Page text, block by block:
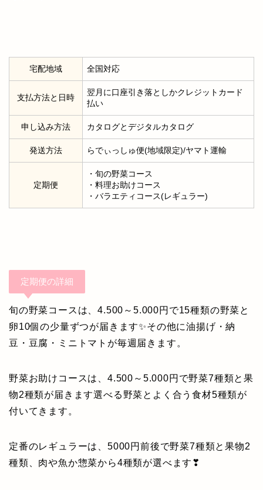
宅配地域 全国対応
支払方法と日時
翌月に口座引き落としかクレジットカード
払い
申し込み方法 カタログとデジタルカタログ
発送方法 らでぃっしゅ便(地域限定)/ヤマト運輸
定期便
・旬の野菜コース
・料理お助けコース
・バラエティコース(レギュラー)
定期便の詳細
旬の野菜コースは、4.500～5.000円で15種類の野菜と
卵10個の少量ずつが届きます✨その他に油揚げ・納
豆・豆腐・ミニトマトが毎週届きます。
野菜お助けコースは、4.500～5.000円で野菜7種類と果
物2種類が届きます選べる野菜とよく合う食材5種類が
付いてきます。
定番のレギュラーは、5000円前後で野菜7種類と果物2
種類、肉や魚か惣菜から4種類が選べます❣